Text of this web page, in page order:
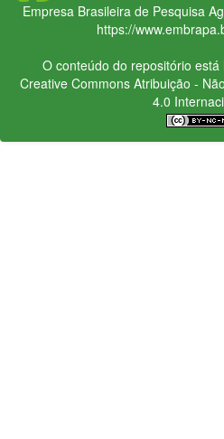
Empresa Brasileira de Pesquisa
https://
O conteúdo do repositório
Creative CommonsAtribuição -
4.0